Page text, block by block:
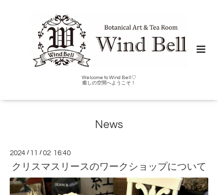
Welcome to Wind Bell♡
癒しの空間へようこそ！
News
2024 / 11 /02 16:40
クリスマスリースのワークショップについて